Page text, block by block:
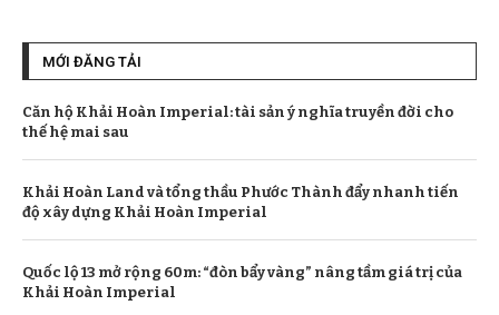
MỚI ĐĂNG TẢI
Căn hộ Khải Hoàn Imperial: tài sản ý nghĩa truyền đời cho
thế hệ mai sau
Khải Hoàn Land và tổng thầu Phước Thành đẩy nhanh tiến
độ xây dựng Khải Hoàn Imperial
Quốc lộ 13 mở rộng 60m: “đòn bẩy vàng” nâng tầm giá trị của
Khải Hoàn Imperial